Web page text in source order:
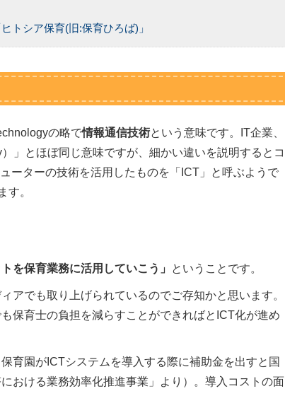
トシア保育(旧:保育ひろば)」
の略で情報通信技術という意味です。IT企業、
」とほぼ同じ意味ですが、細かい違いを説明するとコ
ーターの技術を活用したものを「ICT」と呼ぶようで
す。
を保育業務に活用していこう」 ということです。
アでも取り上げられているのでご存知かと思います。
保育士の負担を減らすことができればとICT化が進め
育園がICTシステムを導入する際に補助金を出すと国
おける業務効率化推進事業」より）。導入コストの面